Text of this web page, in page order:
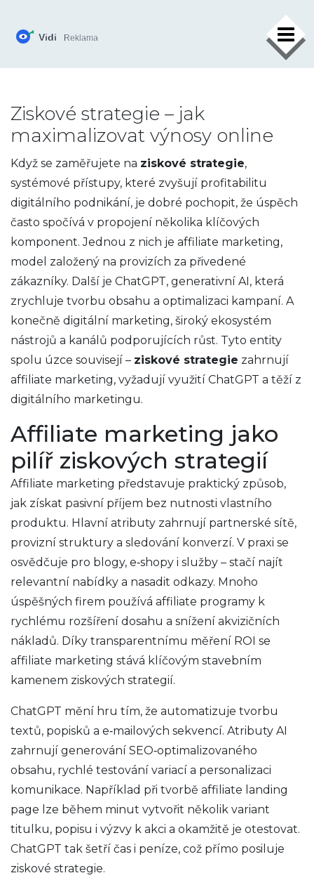
×
Ziskové strategie – jak
maximalizovat výnosy online
Když se zaměřujete na ziskové strategie,
systémové přístupy, které zvyšují profitabilitu
digitálního podnikání, je dobré pochopit, že úspěch
často spočívá v propojení několika klíčových
komponent. Jednou z nich je affiliate marketing,
model založený na provizích za přivedené
zákazníky. Další je ChatGPT, generativní AI, která
zrychluje tvorbu obsahu a optimalizaci kampaní. A
konečně digitální marketing, široký ekosystém
nástrojů a kanálů podporujících růst. Tyto entity
spolu úzce souvisejí – ziskové strategie zahrnují
affiliate marketing, vyžadují využití ChatGPT a těží z
digitálního marketingu.
Affiliate marketing jako
pilíř ziskových strategií
Affiliate marketing představuje praktický způsob,
jak získat pasivní příjem bez nutnosti vlastního
produktu. Hlavní atributy zahrnují partnerské sítě,
provizní struktury a sledování konverzí. V praxi se
osvědčuje pro blogy, e‑shopy i služby – stačí najít
relevantní nabídky a nasadit odkazy. Mnoho
úspěšných firem používá affiliate programy k
rychlému rozšíření dosahu a snížení akvizičních
nákladů. Díky transparentnímu měření ROI se
affiliate marketing stává klíčovým stavebním
kamenem ziskových strategií.
ChatGPT mění hru tím, že automatizuje tvorbu
textů, popisků a e‑mailových sekvencí. Atributy AI
zahrnují generování SEO‑optimalizovaného
obsahu, rychlé testování variací a personalizaci
komunikace. Například při tvorbě affiliate landing
page lze během minut vytvořit několik variant
titulku, popisu i výzvy k akci a okamžitě je otestovat.
ChatGPT tak šetří čas i peníze, což přímo posiluje
ziskové strategie.